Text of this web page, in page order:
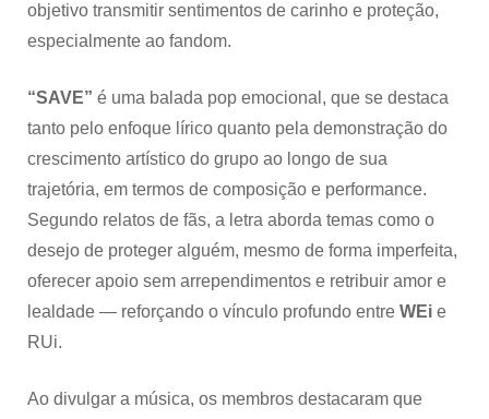
objetivo transmitir sentimentos de carinho e proteção,
especialmente ao fandom.
“SAVE” é uma balada pop emocional, que se destaca
tanto pelo enfoque lírico quanto pela demonstração do
crescimento artístico do grupo ao longo de sua
trajetória, em termos de composição e performance.
Segundo relatos de fãs, a letra aborda temas como o
desejo de proteger alguém, mesmo de forma imperfeita,
oferecer apoio sem arrependimentos e retribuir amor e
lealdade — reforçando o vínculo profundo entre WEi e
RUi.
Ao divulgar a música, os membros destacaram que